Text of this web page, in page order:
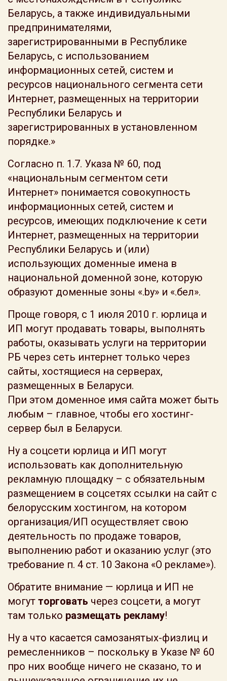
Беларусь, а также индивидуальными
предпринимателями,
зарегистрированными в Республике
Беларусь, с использованием
информационных сетей, систем и
ресурсов национального сегмента сети
Интернет, размещенных на территории
Республики Беларусь и
зарегистрированных в установленном
порядке.»
Согласно п. 1.7. Указа № 60, под
«национальным сегментом сети
Интернет» понимается совокупность
информационных сетей, систем и
ресурсов, имеющих подключение к сети
Интернет, размещенных на территории
Республики Беларусь и (или)
использующих доменные имена в
национальной доменной зоне, которую
образуют доменные зоны «.by» и «.бел».
Проще говоря, с 1 июля 2010 г. юрлица и
ИП могут продавать товары, выполнять
работы, оказывать услуги на территории
РБ через сеть интернет только через
сайты, хостящиеся на серверах,
размещенных в Беларуси.
При этом доменное имя сайта может быть
любым – главное, чтобы его хостинг-
сервер был в Беларуси.
Ну а соцсети юрлица и ИП могут
использовать как дополнительную
рекламную площадку – с обязательным
размещением в соцсетях ссылки на сайт с
белорусским хостингом, на котором
организация/ИП осуществляет свою
деятельность по продаже товаров,
выполнению работ и оказанию услуг (это
требование п. 4 ст. 10 Закона «О рекламе»).
Обратите внимание — юрлица и ИП не
могут торговать через соцсети, а могут
там только размещать рекламу!
Ну а что касается самозанятых-физлиц и
ремесленников – поскольку в Указе № 60
про них вообще ничего не сказано, то и